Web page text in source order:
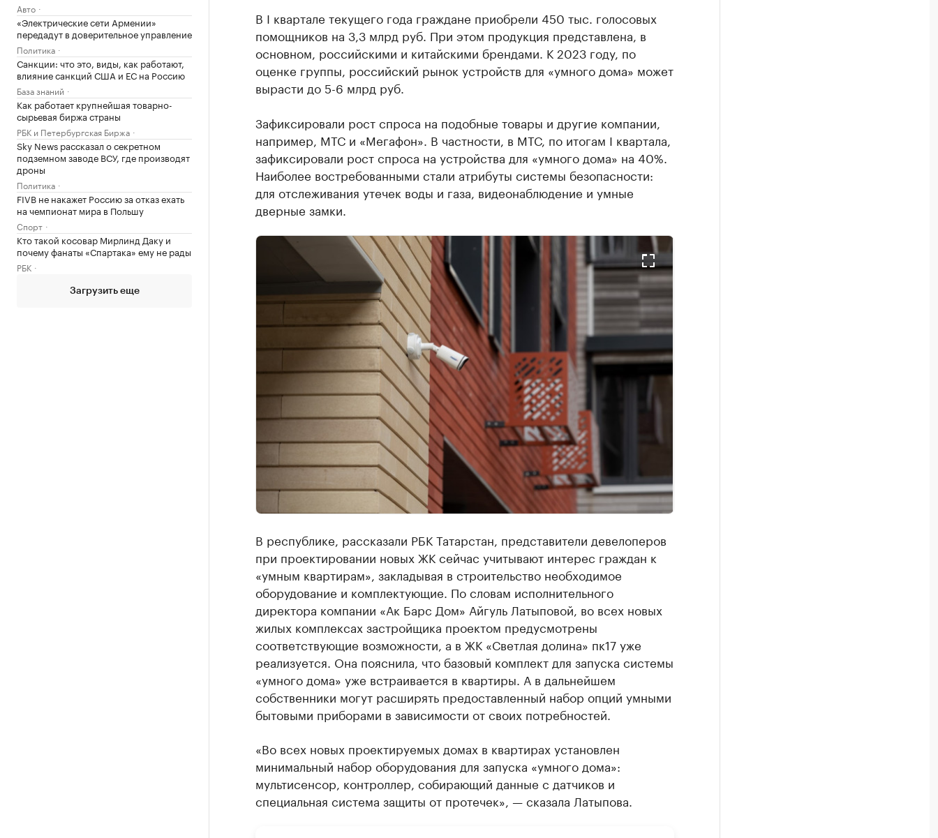
Авто
«Электрические сети Армении»
передадут в доверительное управление
Политика
Санкции: что это, виды, как работают,
влияние санкций США и ЕС на Россию
База знаний
Как работает крупнейшая товарно-
сырьевая биржа страны
РБК и Петербургская Биржа
Sky News рассказал о секретном
подземном заводе ВСУ, где производят
дроны
Политика
FIVB не накажет Россию за отказ ехать
на чемпионат мира в Польшу
Спорт
Кто такой косовар Мирлинд Даку и
почему фанаты «Спартака» ему не рады
РБК
Загрузить еще
В I квартале текущего года граждане приобрели 450 тыс. голосовых
помощников на 3,3 млрд руб. При этом продукция представлена, в
основном, российскими и китайскими брендами. К 2023 году, по
оценке группы, российский рынок устройств для «умного дома» может
вырасти до 5-6 млрд руб.
Зафиксировали рост спроса на подобные товары и другие компании,
например, МТС и «Мегафон». В частности, в МТС, по итогам I квартала,
зафиксировали рост спроса на устройства для «умного дома» на 40%.
Наиболее востребованными стали атрибуты системы безопасности:
для отслеживания утечек воды и газа, видеонаблюдение и умные
дверные замки.
В республике, рассказали РБК Татарстан, представители девелоперов
при проектировании новых ЖК сейчас учитывают интерес граждан к
«умным квартирам», закладывая в строительство необходимое
оборудование и комплектующие. По словам исполнительного
директора компании «Ак Барс Дом» Айгуль Латыповой, во всех новых
жилых комплексах застройщика проектом предусмотрены
соответствующие возможности, а в ЖК «Светлая долина» пк17 уже
реализуется. Она пояснила, что базовый комплект для запуска системы
«умного дома» уже встраивается в квартиры. А в дальнейшем
собственники могут расширять предоставленный набор опций умными
бытовыми приборами в зависимости от своих потребностей.
«Во всех новых проектируемых домах в квартирах установлен
минимальный набор оборудования для запуска «умного дома»:
мультисенсор, контроллер, собирающий данные с датчиков и
специальная система защиты от протечек», — сказала Латыпова.